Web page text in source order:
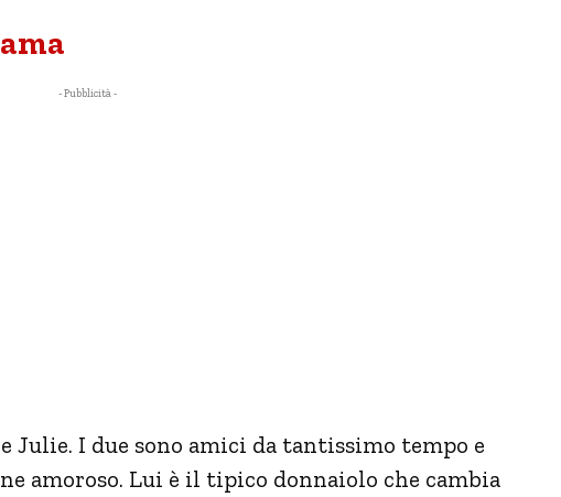
- Pubblicità -
Julie. I due sono amici da tantissimo tempo e
amoroso. Lui è il tipico donnaiolo che cambia